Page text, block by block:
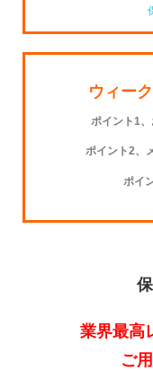
ウィー
ポイント1
ポイント2、
ポイ
業界最高
ご